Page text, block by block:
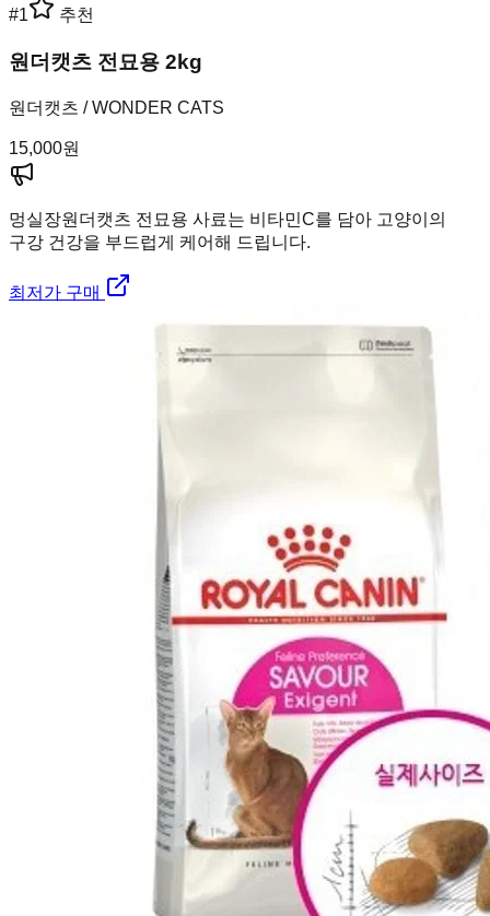
#1 추천
원더캣츠 전묘용 2kg
원더캣츠 / WONDER CATS
15,000원
멍실장원더캣츠 전묘용 사료는 비타민C를 담아 고양이의
구강 건강을 부드럽게 케어해 드립니다.
최저가 구매